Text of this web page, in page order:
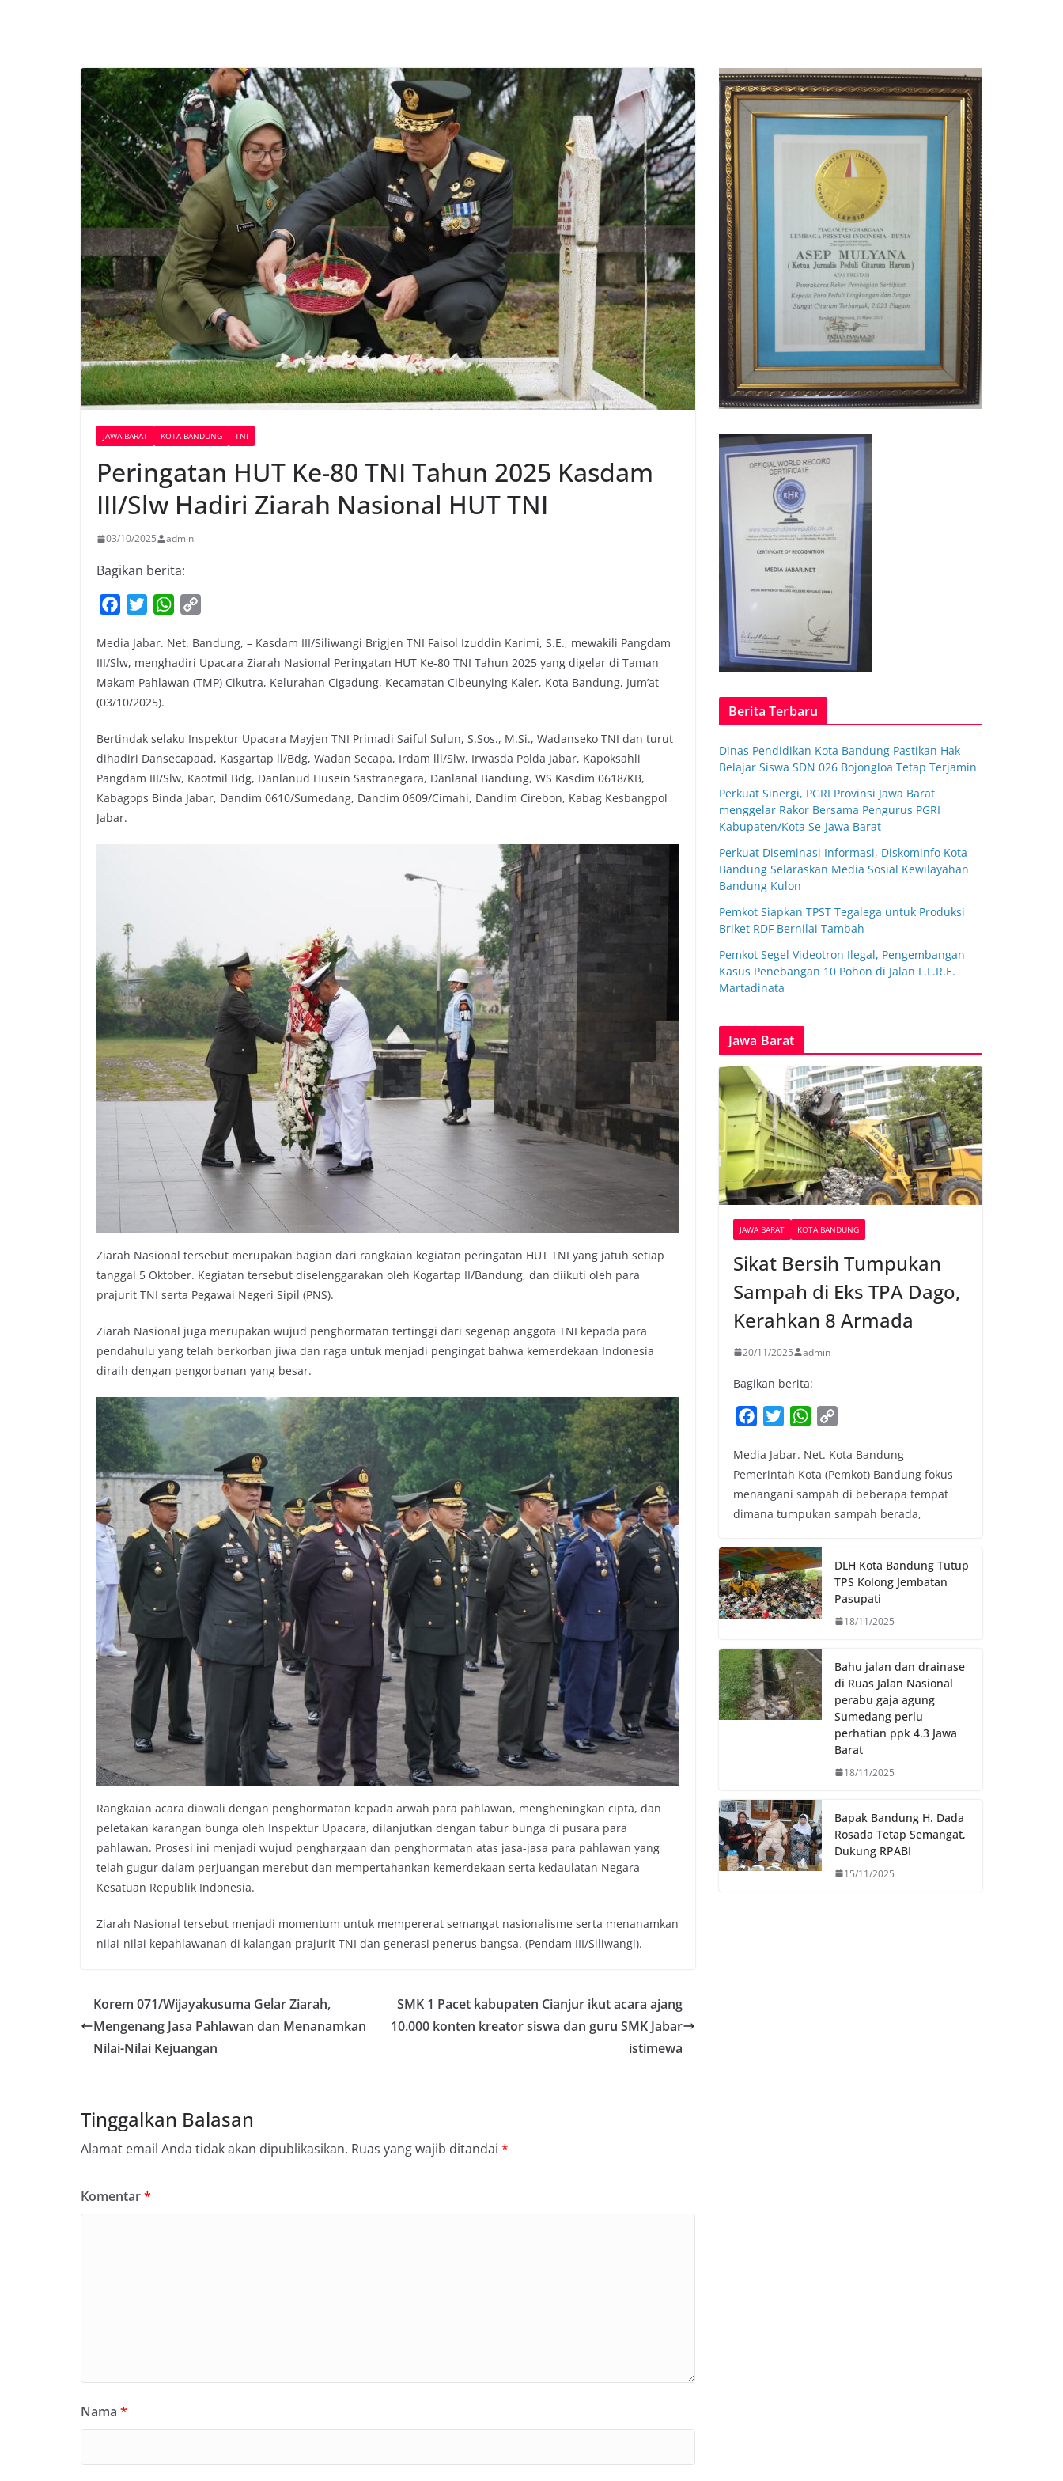
JAWA BARAT KOTA BANDUNG TNI
Peringatan HUT Ke-80 TNI Tahun 2025 Kasdam
III/Slw Hadiri Ziarah Nasional HUT TNI
03/10/2025 admin
Bagikan berita:
c
e
b
o
k
i
t
t
e
W
a
t
s
p
p
y
L
k
Media Jabar. Net. Bandung, – Kasdam III/Siliwangi Brigjen TNI Faisol Izuddin Karimi, S.E., mewakili Pangdam
III/Slw, menghadiri Upacara Ziarah Nasional Peringatan HUT Ke-80 TNI Tahun 2025 yang digelar di Taman
Makam Pahlawan (TMP) Cikutra, Kelurahan Cigadung, Kecamatan Cibeunying Kaler, Kota Bandung, Jum’at
(03/10/2025).
Bertindak selaku Inspektur Upacara Mayjen TNI Primadi Saiful Sulun, S.Sos., M.Si., Wadanseko TNI dan turut
dihadiri Dansecapaad, Kasgartap ll/Bdg, Wadan Secapa, Irdam lll/Slw, Irwasda Polda Jabar, Kapoksahli
Pangdam III/Slw, Kaotmil Bdg, Danlanud Husein Sastranegara, Danlanal Bandung, WS Kasdim 0618/KB,
Kabagops Binda Jabar, Dandim 0610/Sumedang, Dandim 0609/Cimahi, Dandim Cirebon, Kabag Kesbangpol
Jabar.
Ziarah Nasional tersebut merupakan bagian dari rangkaian kegiatan peringatan HUT TNI yang jatuh setiap
tanggal 5 Oktober. Kegiatan tersebut diselenggarakan oleh Kogartap II/Bandung, dan diikuti oleh para
prajurit TNI serta Pegawai Negeri Sipil (PNS).
Ziarah Nasional juga merupakan wujud penghormatan tertinggi dari segenap anggota TNI kepada para
pendahulu yang telah berkorban jiwa dan raga untuk menjadi pengingat bahwa kemerdekaan Indonesia
diraih dengan pengorbanan yang besar.
Rangkaian acara diawali dengan penghormatan kepada arwah para pahlawan, mengheningkan cipta, dan
peletakan karangan bunga oleh Inspektur Upacara, dilanjutkan dengan tabur bunga di pusara para
pahlawan. Prosesi ini menjadi wujud penghargaan dan penghormatan atas jasa-jasa para pahlawan yang
telah gugur dalam perjuangan merebut dan mempertahankan kemerdekaan serta kedaulatan Negara
Kesatuan Republik Indonesia.
Ziarah Nasional tersebut menjadi momentum untuk mempererat semangat nasionalisme serta menanamkan
nilai-nilai kepahlawanan di kalangan prajurit TNI dan generasi penerus bangsa. (Pendam III/Siliwangi).
Korem 071/Wijayakusuma Gelar Ziarah,
Mengenang Jasa Pahlawan dan Menanamkan
Nilai-Nilai Kejuangan
SMK 1 Pacet kabupaten Cianjur ikut acara ajang
10.000 konten kreator siswa dan guru SMK Jabar
istimewa
Tinggalkan Balasan
Alamat email Anda tidak akan dipublikasikan. Ruas yang wajib ditandai *
Komentar*
Nama *
Berita Terbaru
Dinas Pendidikan Kota Bandung Pastikan Hak
Belajar Siswa SDN 026 Bojongloa Tetap Terjamin
Perkuat Sinergi, PGRI Provinsi Jawa Barat
menggelar Rakor Bersama Pengurus PGRI
Kabupaten/Kota Se-Jawa Barat
Perkuat Diseminasi Informasi, Diskominfo Kota
Bandung Selaraskan Media Sosial Kewilayahan
Bandung Kulon
Pemkot Siapkan TPST Tegalega untuk Produksi
Briket RDF Bernilai Tambah
Pemkot Segel Videotron Ilegal, Pengembangan
Kasus Penebangan 10 Pohon di Jalan L.L.R.E.
Martadinata
Jawa Barat
JAWA BARAT KOTA BANDUNG
Sikat Bersih Tumpukan
Sampah di Eks TPA Dago,
Kerahkan 8 Armada
20/11/2025 admin
Bagikan berita:
c
e
b
o
k
i
t
t
e
W
a
t
s
A
p
p
y
L
i
k
Media Jabar. Net. Kota Bandung –
Pemerintah Kota (Pemkot) Bandung fokus
menangani sampah di beberapa tempat
dimana tumpukan sampah berada,
DLH Kota Bandung Tutup
TPS Kolong Jembatan
Pasupati
18/11/2025
Bahu jalan dan drainase
di Ruas Jalan Nasional
perabu gaja agung
Sumedang perlu
perhatian ppk 4.3 Jawa
Barat
18/11/2025
Bapak Bandung H. Dada
Rosada Tetap Semangat,
Dukung RPABI
15/11/2025